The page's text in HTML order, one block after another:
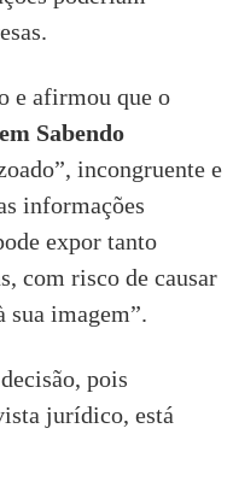
e afirmou que o
Sabendo
incongruente e
informações
expor tanto
com risco de causar
sua imagem”.
pois
jurídico, está